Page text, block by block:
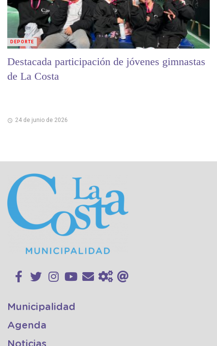
Destacada participación de jóvenes gimnastas
de La Costa
24 de junio de 2026
DEPORTE
Municipalidad
Agenda
Noticias